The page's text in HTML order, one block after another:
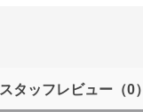
スタッフレビュー （0）